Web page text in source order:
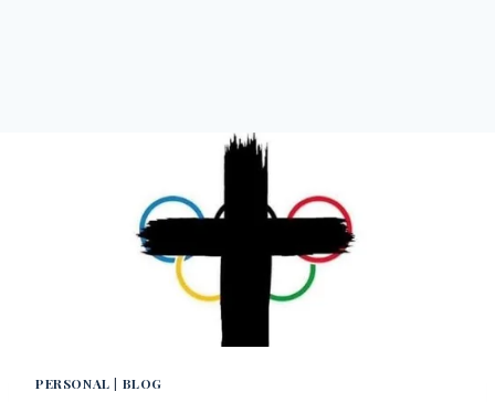
PERSONAL | BLOG